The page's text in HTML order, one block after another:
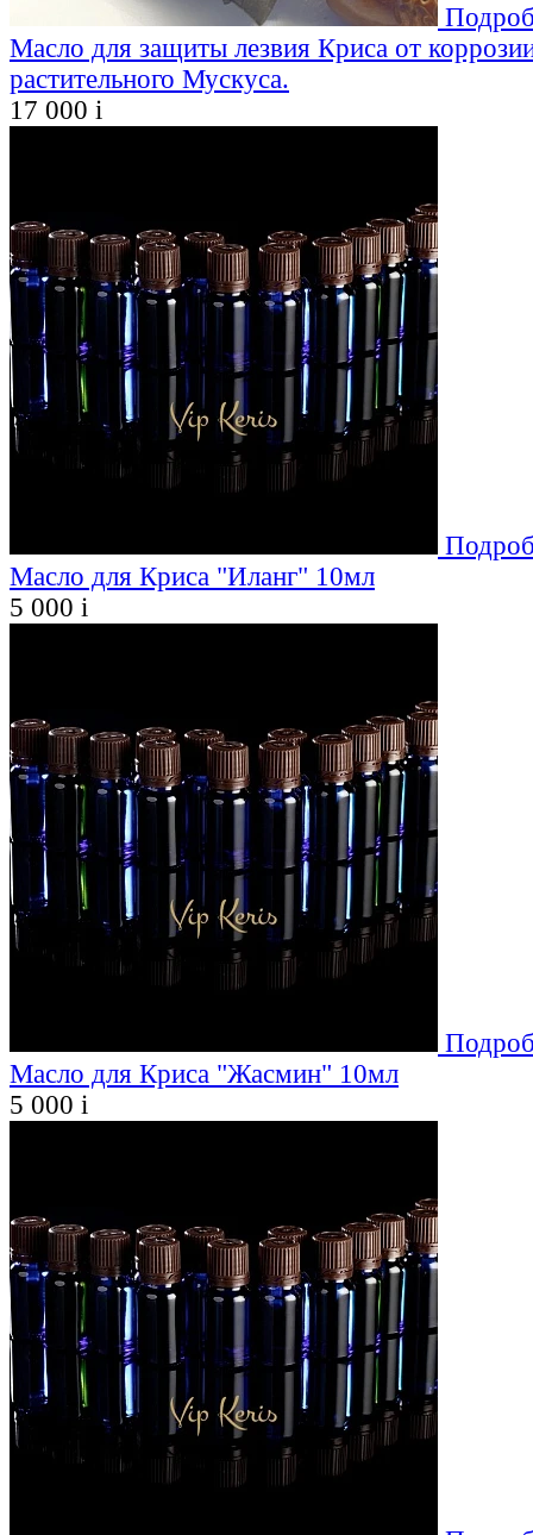
Масло для защиты лезвия Криса от
растительного Мускуса.
17 000 i
Масло для Криса "Иланг" 10мл
5 000 i
Масло для Криса "Жасмин" 10мл
5 000 i